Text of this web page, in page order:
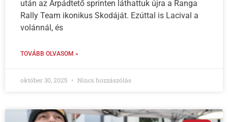
után az Árpádtető sprinten láthattuk újra a Ranga
Rally Team ikonikus Skodáját. Ezúttal is Lacival a
volánnál, és
TOVÁBB OLVASOM »
október 30, 2025 Nincs hozzászólás